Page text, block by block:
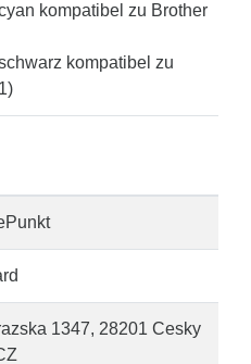
kompatibel zu Brother
kompatibel zu
1347, 28201 Cesky